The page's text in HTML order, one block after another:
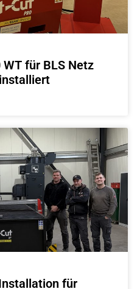
für BLS Netz
für